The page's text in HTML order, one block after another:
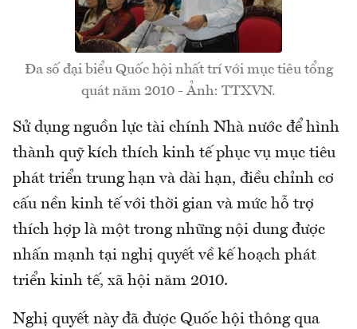
Đa số đại biểu Quốc hội nhất trí với mục tiêu tổng
quát năm 2010 - Ảnh: TTXVN.
Sử dụng nguồn lực tài chính Nhà nước để hình
thành quỹ kích thích kinh tế phục vụ mục tiêu
phát triển trung hạn và dài hạn, điều chỉnh cơ
cấu nền kinh tế với thời gian và mức hỗ trợ
thích hợp là một trong những nội dung được
nhấn mạnh tại nghị quyết về kế hoạch phát
triển kinh tế, xã hội năm 2010.
Nghị quyết này đã được Quốc hội thông qua